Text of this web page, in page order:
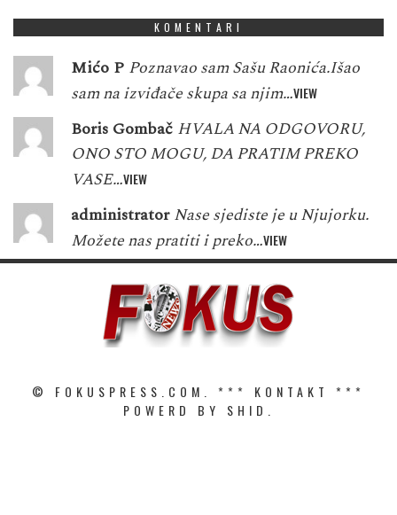
KOMENTARI
Mićo P Poznavao sam Sašu Raonića.Išao
sam na izviđače skupa sa njim…VIEW
Boris Gombač HVALA NA ODGOVORU,
ONO STO MOGU, DA PRATIM PREKO
VASE…VIEW
administrator Nase sjediste je u Njujorku.
Možete nas pratiti i preko…VIEW
© FOKUSPRESS.COM. *** KONTAKT
***
POWERD BY SHID.